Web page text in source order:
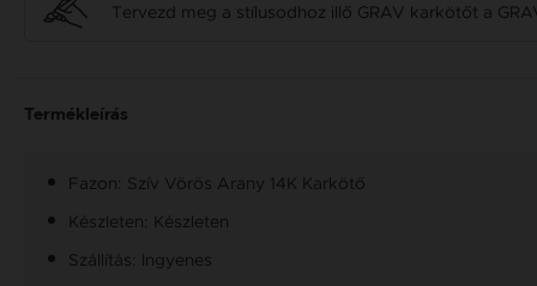
Tervezd meg a stílusodhoz illő GRAV karkötőt a
Termékleírás
Fazon: Szív Vörös Arany 14K Karkötő
Készleten: Készleten
Szállítás: Ingyenes